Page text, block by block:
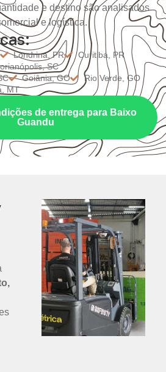
e destino são analisados
e logística.
Londrina, PR
Curitiba, PR
SC
Goiânia, GO
Rio Verde, GO
MT
de entrega para Baixo
Guandu